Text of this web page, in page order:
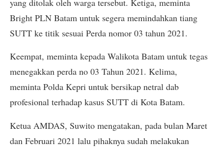
yang ditolak oleh warga tersebut. Ketiga, meminta
Bright PLN Batam untuk segera memindahkan tiang
SUTT ke titik sesuai Perda nomor 03 tahun 2021.
Keempat, meminta kepada Walikota Batam untuk tegas
menegakkan perda no 03 Tahun 2021. Kelima,
meminta Polda Kepri untuk bersikap netral dab
profesional terhadap kasus SUTT di Kota Batam.
Ketua AMDAS, Suwito mengatakan, pada bulan Maret
dan Februari 2021 lalu pihaknya sudah melakukan